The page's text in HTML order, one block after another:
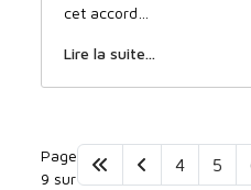
cet accord…
Lire la suite...
Page
9 sur
4 5